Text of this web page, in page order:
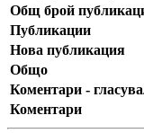
Общ брой
Публикации
Нова публикация
Общо
Коментари -
Коментари